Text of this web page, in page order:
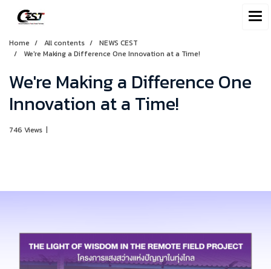
Home All contents
NEWS CEST
We're Making a Difference One Innovation at a Time!
We're Making a Difference One
Innovation at a Time!
746 Views |